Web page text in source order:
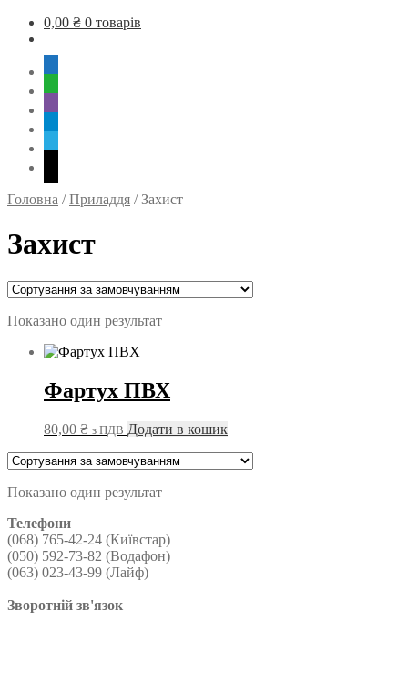
0,00 ₴ 0 товарів
Головна /Приладдя /Захист
Захист
Показано один результат
Фартух ПВХ
80,00 ₴ з ПДВ Додати в кошик
Показано один результат
Телефони
(068) 765-42-24 (Київстар)
(050) 592-73-82 (Водафон)
(063) 023-43-99 (Лайф)
Зворотній зв'язок